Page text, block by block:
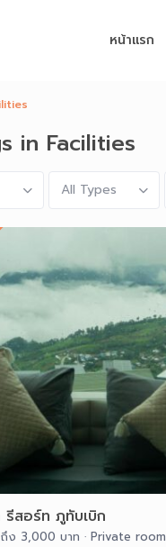
หน้าแรก
do you want to go ?
in Facilities
All Types
รีสอร์ท ภูทับเบิก
ง 3,000 บาท · Private room